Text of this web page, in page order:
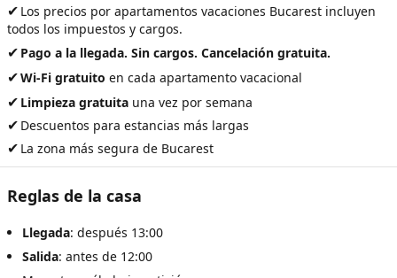
✔ Los precios por apartamentos vacaciones Bucarest incluyen
todos los impuestos y cargos.
✔ Pago a la llegada. Sin cargos. Cancelación gratuita.
✔Wi-Fi gratuito en cada apartamento vacacional
✔ Limpieza gratuita una vez por semana
✔ Descuentos para estancias más largas
✔ La zona más segura de Bucarest
Reglas de la casa
Llegada: después 13:00
Salida: antes de 12:00